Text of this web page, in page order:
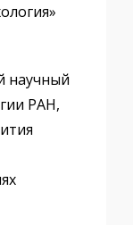
научный
РАН,